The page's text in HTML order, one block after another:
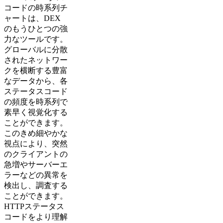
コードの時系列チ
ャートは、DEX
のもうひとつの強
力なツールです。
グローバルに分散
されたネットワー
クを横断する豊富
なデータから、各
ステータスコード
の頻度を時系列で
素早く視覚化する
ことができます。
このきめ細やかな
視点により、突然
のクライアントの
急増やサーバーエ
ラーなどの異常を
検出し、調査する
ことができます。
HTTPステータス
コードをより理解